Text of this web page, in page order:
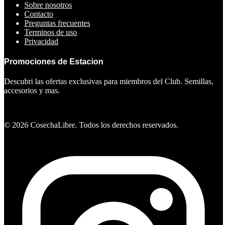
Sobre nosotros
Contacto
Preguntas frecuentes
Terminos de uso
Privacidad
Promociones de Estacion
Descubri las ofertas exclusivas para miembros del Club. Semillas,
accesorios y mas.
© 2026 CosechaLibre. Todos los derechos reservados.